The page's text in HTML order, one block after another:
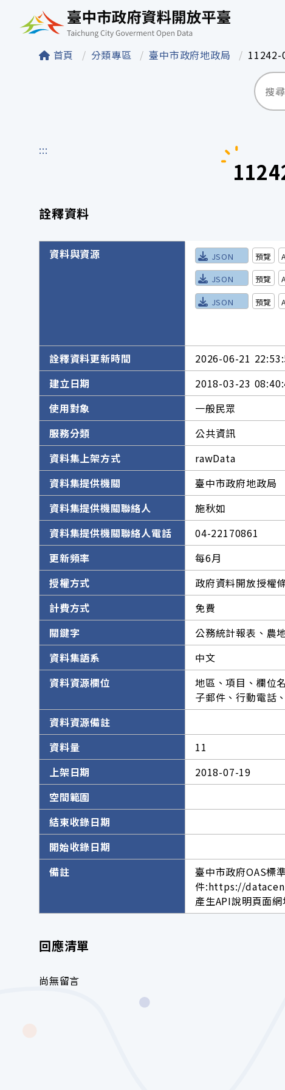
臺中市政府資料開放
首頁 分類專區 臺中市政府地政局 11242-
:::
詮釋資料
詮釋資料詳細內容
資料與資源 JSON 預覽
JSON 預覽
JSON 預覽
詮釋資料更新時間
2026-06-21
建立日期
2018-03-23
使用對象
一般民眾
服務分類
公共資訊
資料集上架方式
rawData
資料集提供機關
臺中市政府地政局
資料集提供機關聯絡人
施秋如
資料集提供機關聯絡人電話
04-22170861
更新頻率
每6月
授權方式
政府資料開放授權
計費方式
免費
關鍵字
公務統計報表、農
資料集語系
中文
資料資源欄位
地區、項目、欄位
子郵件、行動電話
資料資源備註
資料量
11
上架日期
2018-07-19
空間範圍
結束收錄日期
開始收錄日期
備註
臺中市政府OAS標
件:https://
產生API說明頁面
回應清單
尚無留言